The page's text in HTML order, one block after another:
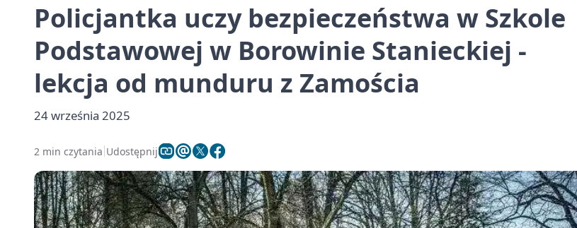
Policjantka uczy bezpieczeństwa w Szkole
Podstawowej w Borowinie Stanieckiej -
lekcja od munduru z Zamościa
24 września 2025
2 min czytania Udostępnij